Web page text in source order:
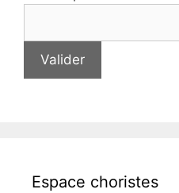
Espace choristes